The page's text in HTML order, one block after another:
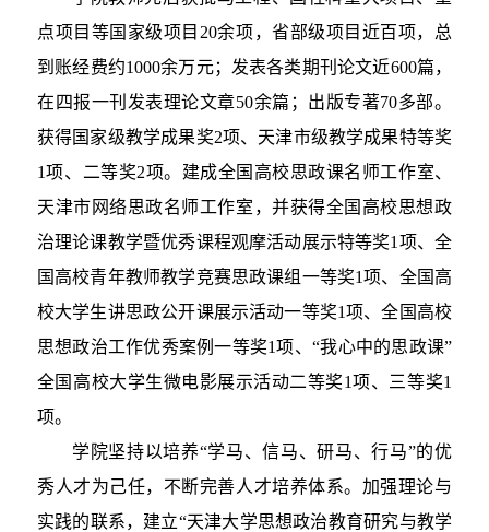
点项目等国家级项目20余项，省部级项目近百项，总
到账经费约1000余万元；发表各类期刊论文近600篇，
在四报一刊发表理论文章50余篇；出版专著70多部。
获得国家级教学成果奖2项、天津市级教学成果特等奖
1项、二等奖2项。建成全国高校思政课名师工作室、
天津市网络思政名师工作室，并获得全国高校思想政
治理论课教学暨优秀课程观摩活动展示特等奖1项、全
国高校青年教师教学竞赛思政课组一等奖1项、全国高
校大学生讲思政公开课展示活动一等奖1项、全国高校
思想政治工作优秀案例一等奖1项、“我心中的思政课”
全国高校大学生微电影展示活动二等奖1项、三等奖1
项。
学院坚持以培养“学马、信马、研马、行马”的优
秀人才为己任，不断完善人才培养体系。加强理论与
实践的联系，建立“天津大学思想政治教育研究与教学